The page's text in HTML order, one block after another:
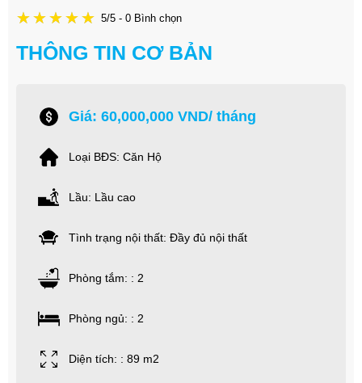
5/5 - 0 Bình chọn
THÔNG TIN CƠ BẢN
Giá: 60,000,000 VND/ tháng
Loại BĐS: Căn Hộ
Lầu: Lầu cao
Tình trạng nội thất: Đầy đủ nội thất
Phòng tắm: : 2
Phòng ngủ: : 2
Diện tích: : 89 m2